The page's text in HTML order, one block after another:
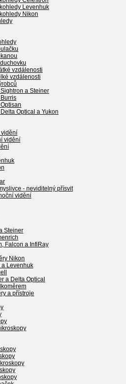
Levenhuk
Nikon
vzdálenosti
vzdálenosti
a Steiner
Optical a Yukon
vidění
vidění
- neviditelný přísvit
vidění
Steiner
Falcon a InfiRay
Nikon
a Levenhuk
a Delta Optical
a přístroje